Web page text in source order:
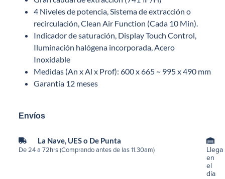
4 Niveles de potencia, Sistema de extracción o
recirculación, Clean Air Function (Cada 10 Min).
Indicador de saturación, Display Touch Control,
Iluminación halógena incorporada, Acero
Inoxidable
Medidas (An x Al x Prof): 600 x 665 ~ 995 x 490 mm
Garantía 12 meses
Envíos
La Nave, UES o De Punta
De 24 a 72hrs (Comprando antes de las 11.30am)
Llega
en
el
día